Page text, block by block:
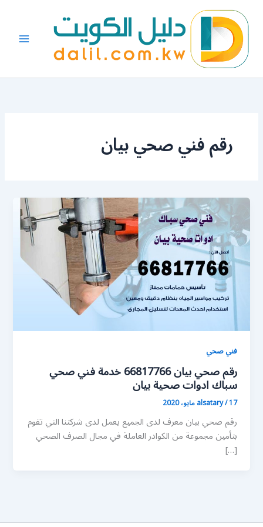
المحتوى
رقم فني صحي بيان
فني صحي
رقم صحي بيان 66817766 خدمة فني صحي
سباك ادوات صحية بيان
alsatary/17 مايو، 2020
رقم صحي بيان معرف لدى الجميع يعمل لدى شركتنا التي تقوم
بتأمين مجموعة من الكوادر العاملة في مجال الصرف الصحي
[…]